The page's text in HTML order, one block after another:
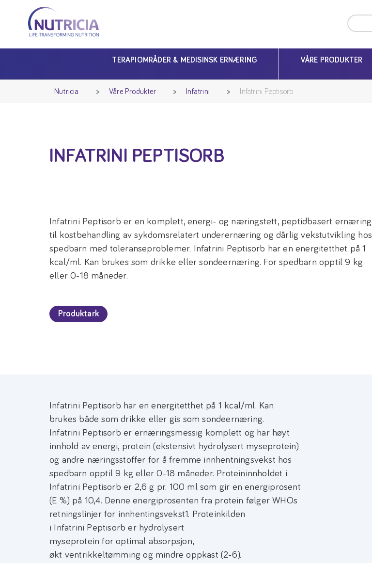
Nutricia
Nutricia
TERAPIOMRÅDER & MEDISINSK ERNÆRING VÅRE PRODUKTER
Nutricia Våre Produkter Infatrini Infatrini Peptisorb
INFATRINI PEPTISORB
Infatrini Peptisorb er en komplett, energi- og næringstett, peptidbasert ernæring
til kostbehandling av sykdomsrelatert underernæring og dårlig vekstutvikling hos
spedbarn med toleranseproblemer. Infatrini Peptisorb har en energitetthet på 1
kcal/ml. Kan brukes som drikke eller sondeernæring. For spedbarn opptil 9 kg
eller 0-18 måneder.
Produktark
Infatrini Peptisorb har en energitetthet på 1 kcal/ml. Kan
brukes både som drikke eller gis som sondeernæring.
Infatrini Peptisorb er ernæringsmessig komplett og har høyt
innhold av energi, protein (ekstensivt hydrolysert myseprotein)
og andre næringsstoffer for å fremme innhentningsvekst hos
spedbarn opptil 9 kg eller 0-18 måneder. Proteininnholdet i
Infatrini Peptisorb er 2,6 g pr. 100 ml som gir en energiprosent
(E %) på 10,4. Denne energiprosenten fra protein følger WHOs
retningslinjer for innhentingsvekst1. Proteinkilden
i Infatrini Peptisorb er hydrolysert
myseprotein for optimal absorpsjon,
økt ventrikkeltømming og mindre oppkast (2-6).